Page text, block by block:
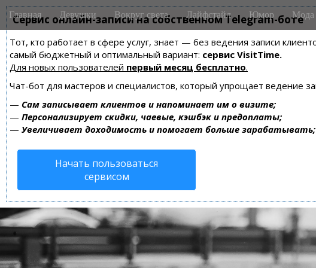
Сервис онлайн-записи на собственном Telegram-боте
Тот, кто работает в сфере услуг, знает — без ведения записи
самый бюджетный и оптимальный вариант: сервис VisitTime.
Для новых пользователей первый месяц бесплатно.
Чат-бот для мастеров и специалистов, который упрощает ведение
— Сам записывает клиентов и напоминает им о визите;
— Персонализирует скидки, чаевые, кэшбэк и предоплаты;
— Увеличивает доходимость и помогает больше зарабатывать;
Начать пользоваться
сервисом
M
a
n
m
e
n
u
i
Главная Девушки Вокруг света Лайфстайл Юмор Мода